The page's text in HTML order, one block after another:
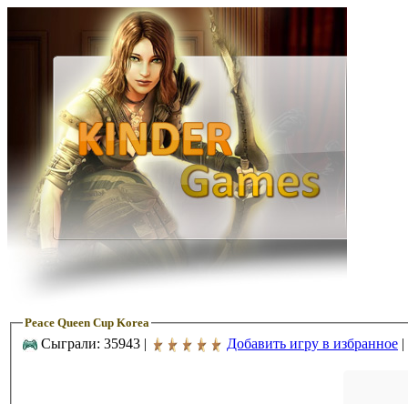
Peace Queen Cup Korea
Сыграли: 35943 | Добавить игру в избранное |